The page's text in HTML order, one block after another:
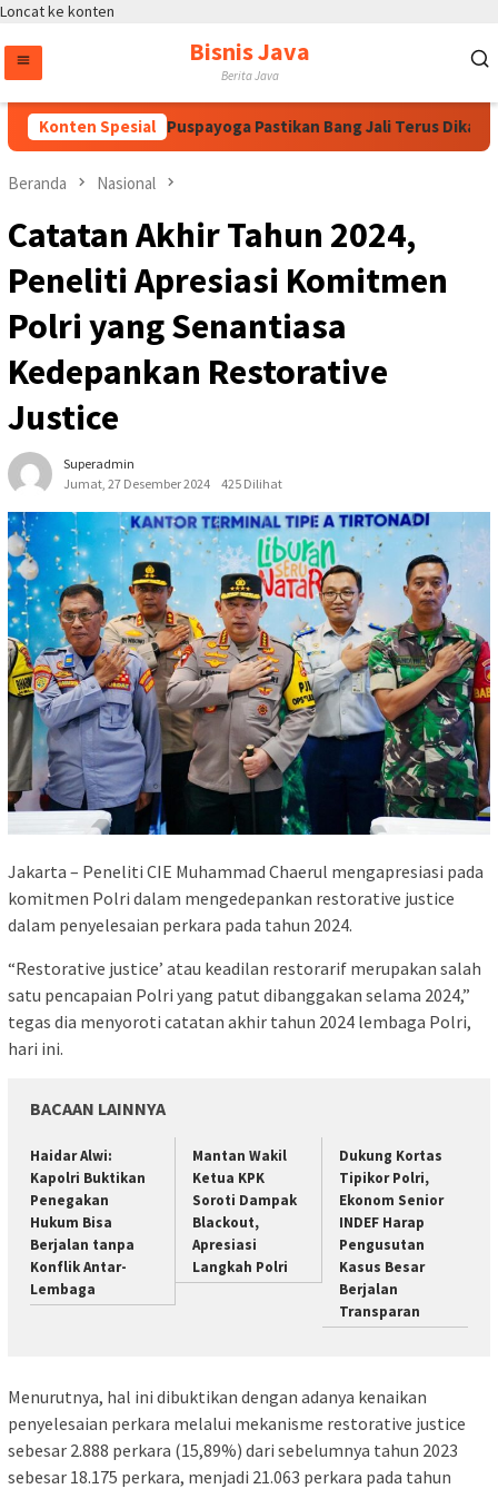
Loncat ke konten
Bisnis Java
Berita Java
Konten Spesial
Bintang Puspayoga Pastikan Bang Jali Terus Dikawal
Beranda Nasional
Catatan Akhir Tahun 2024,
Peneliti Apresiasi Komitmen
Polri yang Senantiasa
Kedepankan Restorative
Justice
Superadmin
Jumat, 27 Desember 2024
425 Dilihat
Jakarta – Peneliti CIE Muhammad Chaerul mengapresiasi pada
komitmen Polri dalam mengedepankan restorative justice
dalam penyelesaian perkara pada tahun 2024.
“Restorative justice’ atau keadilan restorarif merupakan salah
satu pencapaian Polri yang patut dibanggakan selama 2024,”
tegas dia menyoroti catatan akhir tahun 2024 lembaga Polri,
hari ini.
BACAAN LAINNYA
Haidar Alwi:
Kapolri Buktikan
Penegakan
Hukum Bisa
Berjalan tanpa
Konflik Antar-
Lembaga
Mantan Wakil
Ketua KPK
Soroti Dampak
Blackout,
Apresiasi
Langkah Polri
Dukung Kortas
Tipikor Polri,
Ekonom Senior
INDEF Harap
Pengusutan
Kasus Besar
Berjalan
Transparan
Menurutnya, hal ini dibuktikan dengan adanya kenaikan
penyelesaian perkara melalui mekanisme restorative justice
sebesar 2.888 perkara (15,89%) dari sebelumnya tahun 2023
sebesar 18.175 perkara, menjadi 21.063 perkara pada tahun